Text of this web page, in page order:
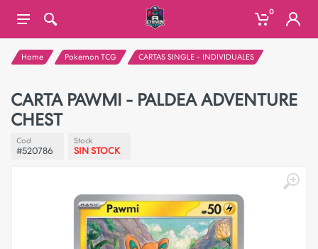
0
Home Pokemon TCG CARTAS SINGLE - INDIVIDUALES
CARTA PAWMI - PALDEA ADVENTURE
CHEST
Cod
#520786
Stock
SIN STOCK